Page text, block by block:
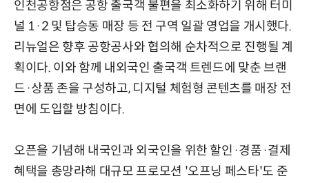
인천공항점은 공항 출국객 불편을 최소화하기 위해 터미
널 1·2 및 탑승동 매장 등 전 구역 일괄 영업을 개시했다.
리뉴얼은 향후 공항공사와 협의해 순차적으로 진행될 계
획이다. 이와 함께 내외국인 출국객 트렌드에 맞춘 브랜
드·상품 존을 구성하고, 디지털 체험형 콘텐츠를 매장 전
면에 도입할 방침이다.
오픈을 기념해 내국인과 외국인을 위한 할인·경품·결제
혜택을 총망라해 대규모 프로모션 '오프닝 페스타'도 준